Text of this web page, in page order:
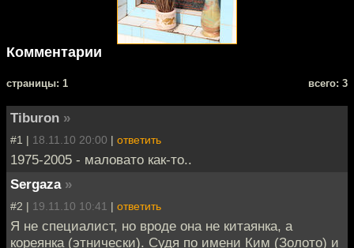
Комментарии
cтраницы: 1 всего: 3
Tiburon »
#1 | 18.11.10 20:00 | ответить
1975-2005 - маловато как-то..
Sergaza »
#2 | 19.11.10 10:41 | ответить
Я не специалист, но вроде она не китаянка, а
кореянка (этнически). Судя по имени Ким (Золото) и